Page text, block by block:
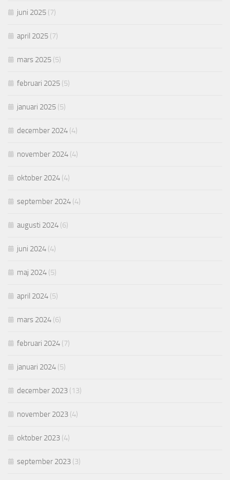
juni 2025 (7)
april 2025 (7)
mars 2025 (5)
februari 2025 (5)
januari 2025 (5)
december 2024 (4)
november 2024 (4)
oktober 2024 (4)
september 2024 (4)
augusti 2024 (6)
juni 2024 (4)
maj 2024 (5)
april 2024 (5)
mars 2024 (6)
februari 2024 (7)
januari 2024 (5)
december 2023 (13)
november 2023 (4)
oktober 2023 (4)
september 2023 (3)